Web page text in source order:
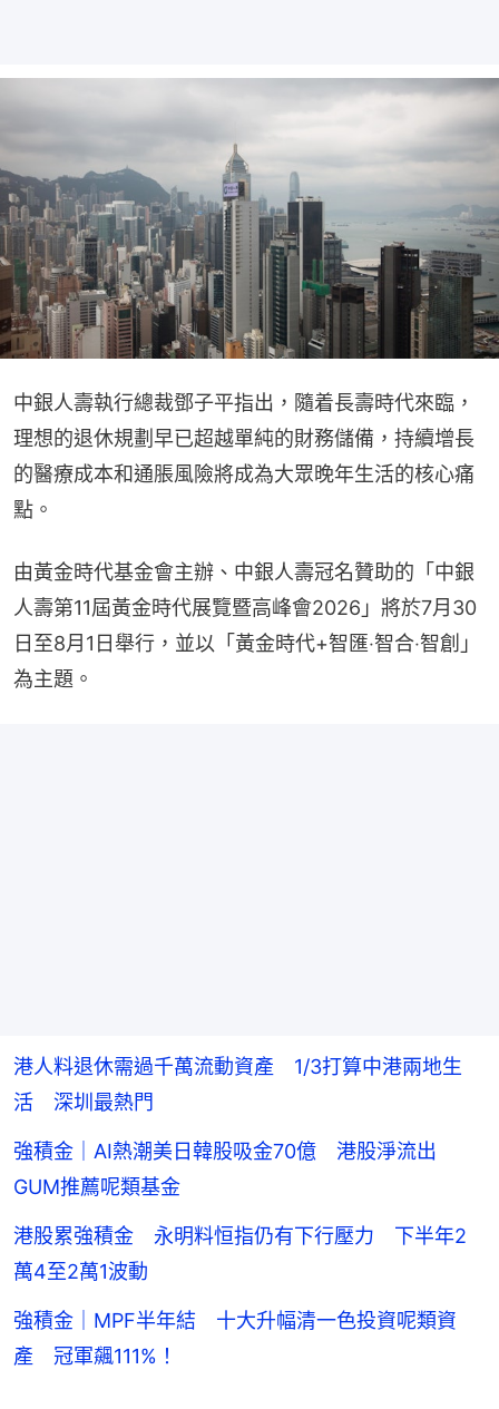
中銀人壽執行總裁鄧子平指出，隨着長壽時代來臨，
理想的退休規劃早已超越單純的財務儲備，持續增長
的醫療成本和通脹風險將成為大眾晚年生活的核心痛
點。
由黃金時代基金會主辦、中銀人壽冠名贊助的「中銀
人壽第11屆黃金時代展覽暨高峰會2026」將於7月30
日至8月1日舉行，並以「黃金時代+智匯‧智合‧智創」
為主題。
港人料退休需過千萬流動資產 1/3打算中港兩地生
活 深圳最熱門
強積金｜AI熱潮美日韓股吸金70億 港股淨流出
GUM推薦呢類基金
港股累強積金 永明料恒指仍有下行壓力 下半年2
萬4至2萬1波動
強積金｜MPF半年結 十大升幅清一色投資呢類資
產 冠軍飆111%！